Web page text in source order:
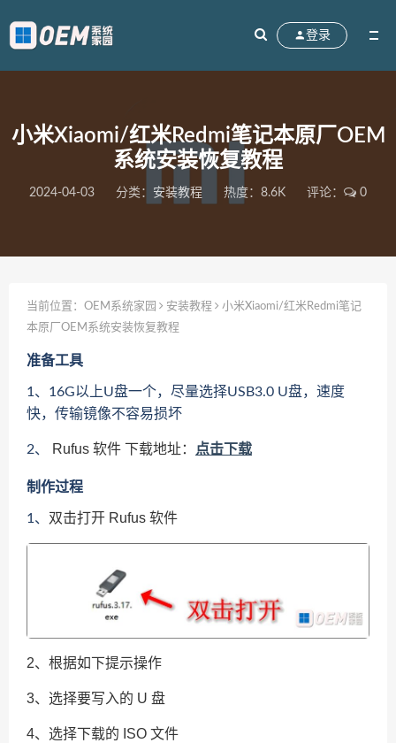
登录
小米Xiaomi/红米Redmi笔记本原厂OEM
系统安装恢复教程
2024-04-03 分类： 安装教程 热度：8.6K 评论： 0
当前位置： OEM系统家园 安装教程
小米Xiaomi/红米Redmi笔记
本原厂OEM系统安装恢复教程
准备工具
1、16G以上U盘一个，尽量选择USB3.0 U盘，速度
快，传输镜像不容易损坏
2、 Rufus 软件 下载地址： 点击下载
制作过程
1、 双击打开 Rufus 软件
2、根据如下提示操作
3、选择要写入的 U 盘
4、选择下载的 ISO 文件